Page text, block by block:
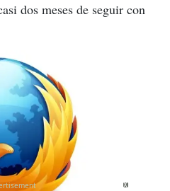
dos meses de seguir con
X